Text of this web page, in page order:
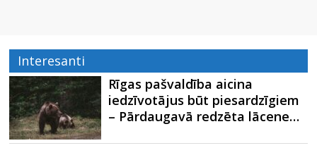
Interesanti
Rīgas pašvaldība aicina
iedzīvotājus būt piesardzīgiem
– Pārdaugavā redzēta lācene…